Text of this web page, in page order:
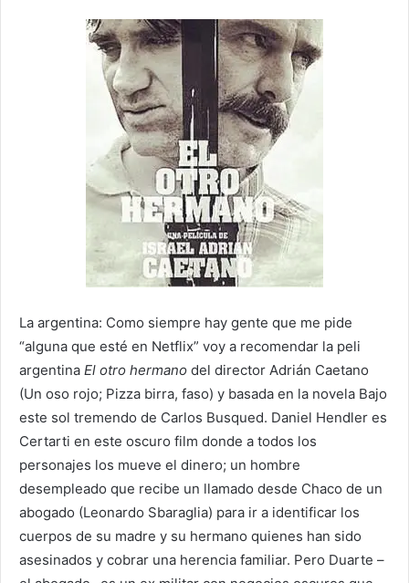
La argentina: Como siempre hay gente que me pide
“alguna que esté en Netflix” voy a recomendar la peli
argentina El otro hermano del director Adrián Caetano
(Un oso rojo; Pizza birra, faso) y basada en la novela Bajo
este sol tremendo de Carlos Busqued. Daniel Hendler es
Certarti en este oscuro film donde a todos los
personajes los mueve el dinero; un hombre
desempleado que recibe un llamado desde Chaco de un
abogado (Leonardo Sbaraglia) para ir a identificar los
cuerpos de su madre y su hermano quienes han sido
asesinados y cobrar una herencia familiar. Pero Duarte –